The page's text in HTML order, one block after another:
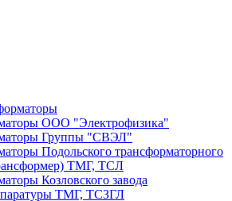
ООО "Электрофизика"
Группы "СВЭЛ"
Подольского трансформаторного
ТМГ, ТСЛ
Козловского завода
ТМГ, ТСЗГЛ